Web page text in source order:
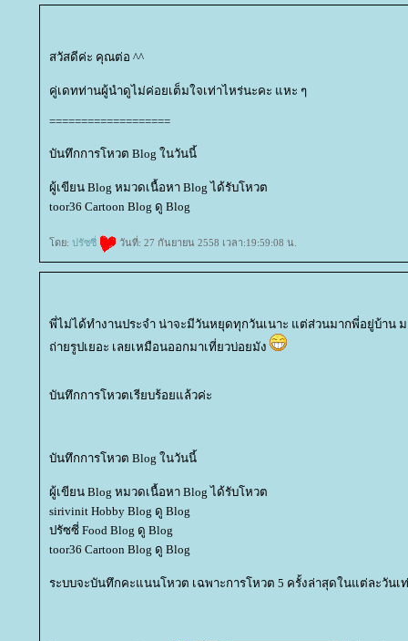
สวัสดีค่ะ คุณต่อ ^^
คู่เดทท่านผู้นำดูไม่ค่อยเต็มใจเท่าไหร่นะคะ แหะ ๆ
===================
บันทึกการโหวต Blog ในวันนี้
ผู้เขียน Blog หมวดเนื้อหา Blog ได้รับโหวต
toor36 Cartoon Blog ดู Blog
ดย: ปรัซซี่ วันที่: 27 กันยายน 2558 เวลา:19:59:08 น.
พี่ไม่ได้ทำงานประจำ น่าจะมีวันหยุดทุกวันเนาะ แต่ส่วนมากพี่อยู่บ้าน
ถ่ายรูปเยอะ เลยเหมือนออกมาเที่ยวบ่อยมัง
บันทึกการโหวตเรียบร้อยแล้วค่ะ
บันทึกการโหวต Blog ในวันนี้
ผู้เขียน Blog หมวดเนื้อหา Blog ได้รับโหวต
sirivinit Hobby Blog ดู Blog
ปรัซซี่ Food Blog ดู Blog
toor36 Cartoon Blog ดู Blog
ระบบจะบันทึกคะแนนโหวต เฉพาะการโหวต 5 ครั้งล่าสุดในแต่ละวันเ